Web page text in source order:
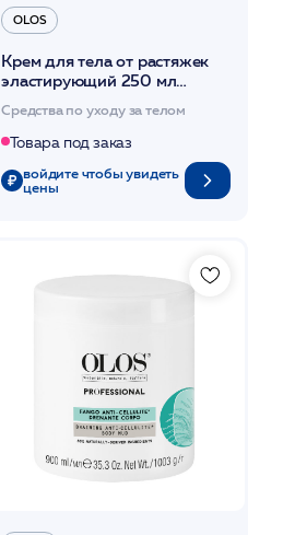
OLOS
Крем для тела от растяжек
эластирующий 250 мл
Средства по уходу за телом
Товара под заказ
войдите чтобы увидеть
цены